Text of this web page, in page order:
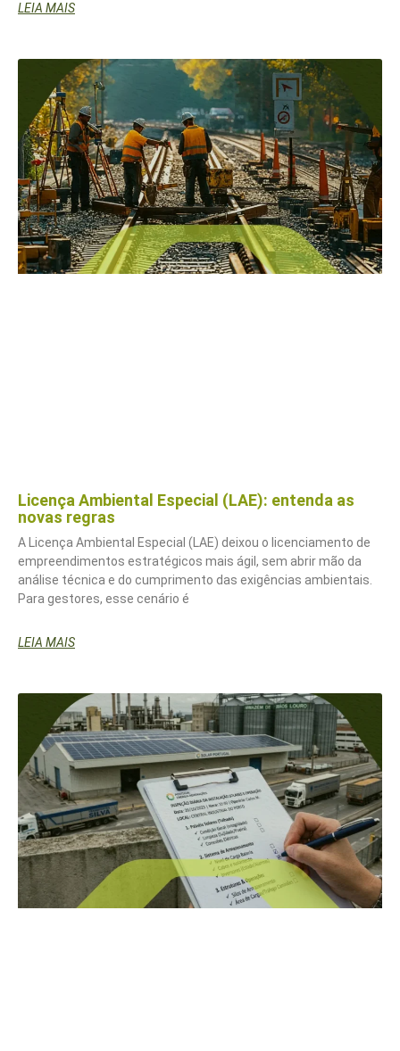
LEIA MAIS
Licença Ambiental Especial (LAE): entenda as
novas regras
A Licença Ambiental Especial (LAE) deixou o licenciamento de
empreendimentos estratégicos mais ágil, sem abrir mão da
análise técnica e do cumprimento das exigências ambientais.
Para gestores, esse cenário é
LEIA MAIS